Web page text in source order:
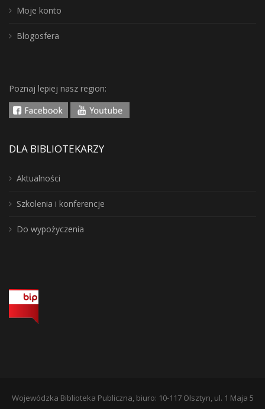
Moje konto
Blogosfera
Poznaj lepiej nasz region:
DLA BIBLIOTEKARZY
Aktualności
Szkolenia i konferencje
Do wypożyczenia
Wojewódzka Biblioteka Publiczna, biuro: 10-117 Olsztyn, ul. 1 Maja 5